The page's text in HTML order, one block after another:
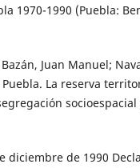
1970-1990 (Puebla:
Juan Manuel;
La reserva
diciembre de 1990